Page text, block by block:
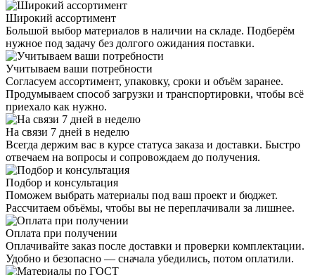
Широкий ассортимент
Большой выбор материалов в наличии на складе. Подберём
нужное под задачу без долгого ожидания поставки.
Учитываем ваши потребности
Согласуем ассортимент, упаковку, сроки и объём заранее.
Продумываем способ загрузки и транспортировки, чтобы всё
приехало как нужно.
На связи 7 дней в неделю
Всегда держим вас в курсе статуса заказа и доставки. Быстро
отвечаем на вопросы и сопровождаем до получения.
Подбор и консультация
Поможем выбрать материалы под ваш проект и бюджет.
Рассчитаем объёмы, чтобы вы не переплачивали за лишнее.
Оплата при получении
Оплачивайте заказ после доставки и проверки комплектации.
Удобно и безопасно — сначала убедились, потом оплатили.